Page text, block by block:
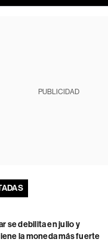
PUBLICIDAD
se debilita en julio y
la moneda más fuerte